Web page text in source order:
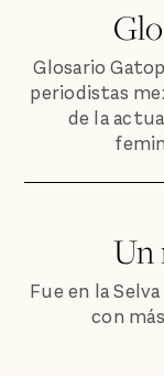
Glosario
periodistas
de la
Un
Fue en la
con